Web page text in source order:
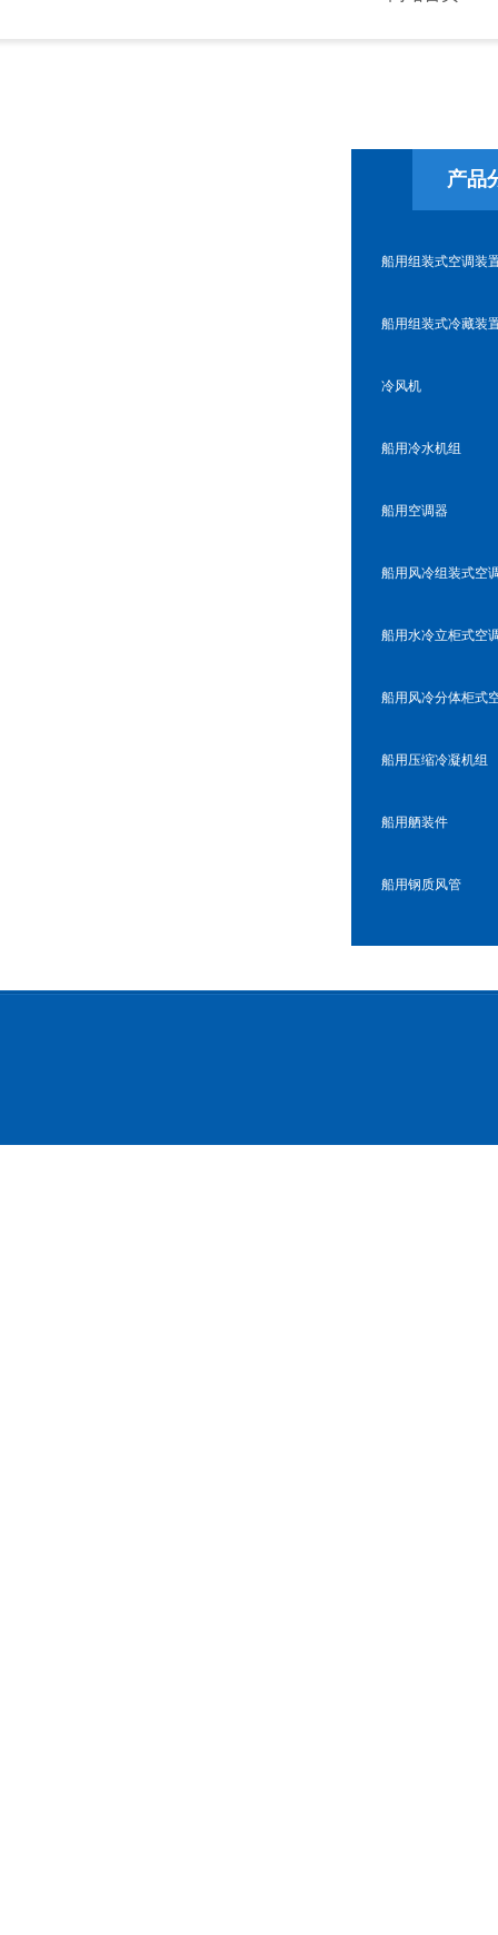
产品
船用组装式空调装
船用组装式冷藏装
冷风机
船用冷水机组
船用空调器
船用风冷组装式空
船用水冷立柜式空
船用风冷分体柜式
船用压缩冷凝机组
船用舾装件
船用钢质风管